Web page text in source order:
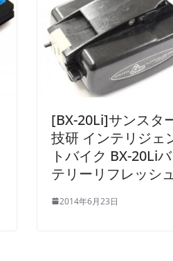
[BX-20Li]サンスタ
技研 インテリジェ
トバイク BX-20Li
テリーリフレッシュ
2014年6月23日